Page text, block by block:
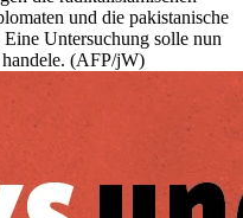
und die pakistanische
Untersuchung solle nun
(AFP/jW)